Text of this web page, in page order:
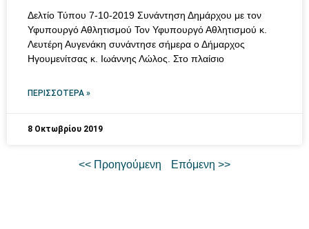
Δελτίο Τύπου 7-10-2019 Συνάντηση Δημάρχου με τον
Υφυπουργό Αθλητισμού Τον Υφυπουργό Αθλητισμού κ.
Λευτέρη Αυγενάκη συνάντησε σήμερα ο Δήμαρχος
Ηγουμενίτσας κ. Ιωάννης Λώλος. Στο πλαίσιο
ΠΕΡΙΣΣΌΤΕΡΑ »
8 Οκτωβρίου 2019
<< Προηγούμενη Επόμενη >>